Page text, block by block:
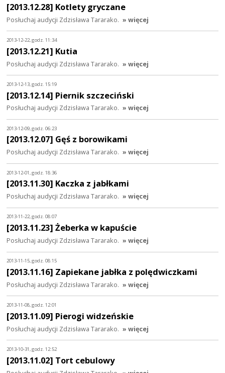
[2013.12.28] Kotlety gryczane
Posłuchaj audycji Zdzisława Tararako. » więcej
2013-12-22, godz. 11:34
[2013.12.21] Kutia
Posłuchaj audycji Zdzisława Tararako. » więcej
2013-12-13, godz. 15:19
[2013.12.14] Piernik szczeciński
Posłuchaj audycji Zdzisława Tararako. » więcej
2013-12-09, godz. 06:23
[2013.12.07] Gęś z borowikami
Posłuchaj audycji Zdzisława Tararako. » więcej
2013-12-01, godz. 18:36
[2013.11.30] Kaczka z jabłkami
Posłuchaj audycji Zdzisława Tararako. » więcej
2013-11-22, godz. 08:07
[2013.11.23] Żeberka w kapuście
Posłuchaj audycji Zdzisława Tararako. » więcej
2013-11-15, godz. 08:15
[2013.11.16] Zapiekane jabłka z polędwiczkami
Posłuchaj audycji Zdzisława Tararako. » więcej
2013-11-08, godz. 12:01
[2013.11.09] Pierogi widzeńskie
Posłuchaj audycji Zdzisława Tararako. » więcej
2013-10-31, godz. 12:52
[2013.11.02] Tort cebulowy